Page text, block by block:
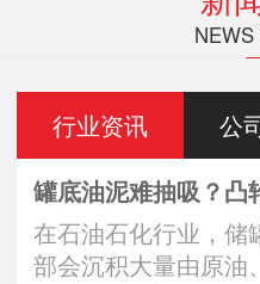
行业资讯 公
在石油石化行业，储
部会沉积大量由原油